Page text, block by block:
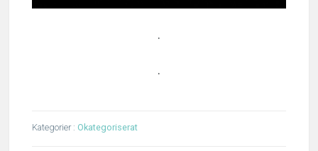
.
.
Kategorier : Okategoriserat